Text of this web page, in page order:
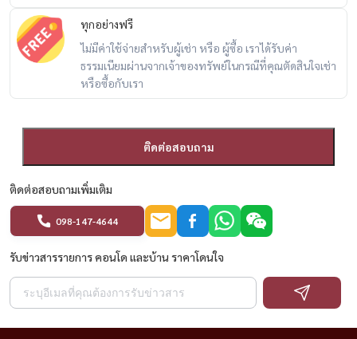
จุดเด่น
✓ ติดถนนวิภาวดี เพียง 50 เมตร
✓ ใกล้ tollway เพียง 480 เมตร
✓ ฟังก์ชันเหมาะสำหรับทำสำนักงานหรือพักอาศัย
✓ พร้อมเฟอร์นิเจอร์และระบบครบ
✓ เหมาะสำหรับบริษัท startup office หรือ home office
🚘 ถนนวิภาวดี 50 เมตร
🚘 tollway 480 เมตร
ทุกอย่างฟรี
ไม่มีค่าใช้จ่ายสำหรับผู้เช่า หรือ ผู้ซื้อ เราได้รับค่า
ธรรมเนียมผ่านจากเจ้าของทรัพย์ในกรณีที่คุณตัดสินใจเช่า
หรือซื้อกับเรา
ติดต่อสอบถาม
ติดต่อสอบถามเพิ่มเติม
098-147-4644
รับข่าวสารรายการ คอนโด และบ้าน ราคาโดนใจ